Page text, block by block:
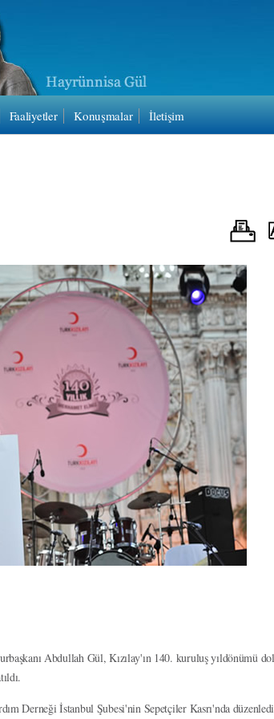
Faaliyetler Konuşmalar İletişim
Abdullah Gül, Kızılay'ın 140. kuruluş yıldönümü
Derneği İstanbul Şubesi'nin Sepetçiler Kasrı'nda